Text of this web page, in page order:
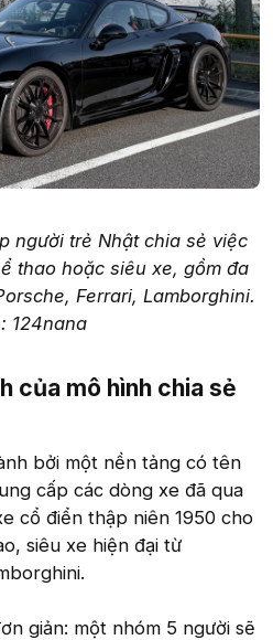
người trẻ Nhật chia sẻ việc
thao hoặc siêu xe, gồm đa
Ferrari, Lamborghini.
124nana
của mô hình chia sẻ
bởi một nền tảng có tên
cấp các dòng xe đã qua
cổ điển thập niên 1950 cho
siêu xe hiện đại từ
giản: một nhóm 5 người sẽ